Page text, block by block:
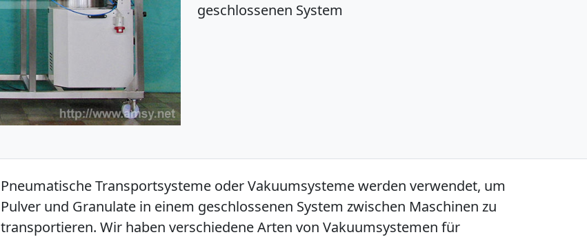
geschlossenen System
Pneumatische Transportsysteme oder Vakuumsysteme werden verwendet, um
Pulver und Granulate in einem geschlossenen System zwischen Maschinen zu
transportieren. Wir haben verschiedene Arten von Vakuumsystemen für